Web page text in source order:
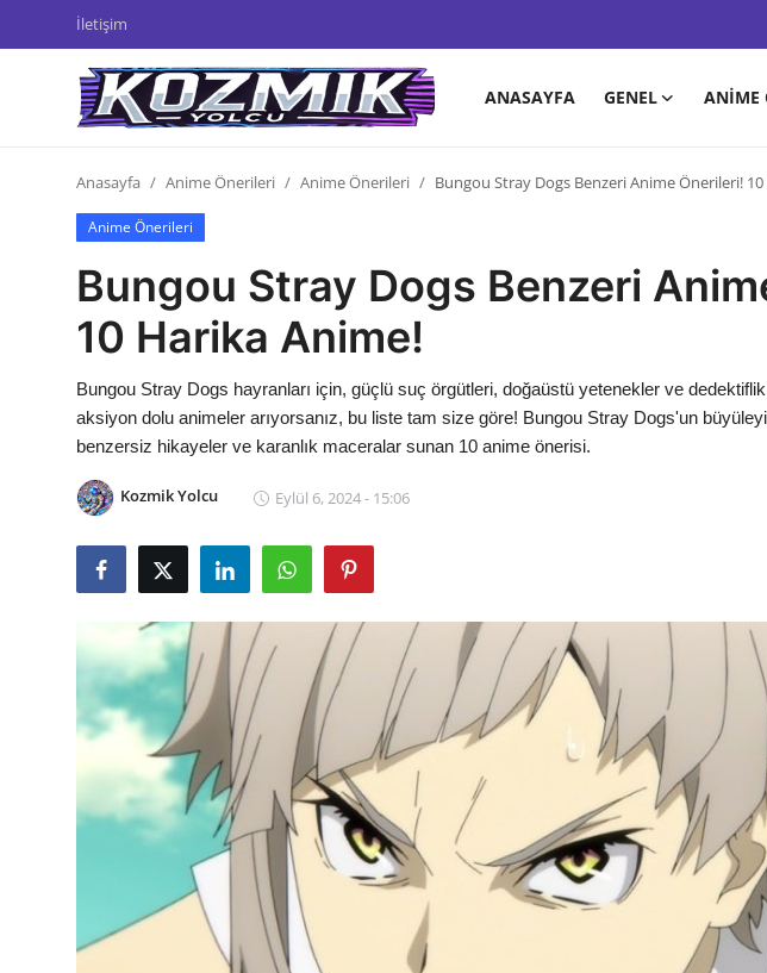
İletişim
ANASAYFA GENEL ANIME
Anime Önerileri
Kore Dünyası
Anime Karakterleri
Dizi & Film
Anasayfa Anime Önerileri Anime Önerileri Bungou Stray Dogs Benzeri Anime Önerileri!
Anime Önerileri
Bungou Stray Dogs Benzeri
10 Harika Anime!
Bungou Stray Dogs hayranları için, güçlü suç örgütleri, doğaüstü yetenekler ve dedektiflik
aksiyon dolu animeler arıyorsanız, bu liste tam size göre! Bungou Stray Dogs'un
benzersiz hikayeler ve karanlık maceralar sunan 10 anime önerisi.
Kozmik Yolcu Eylül 6, 2024 - 15:06